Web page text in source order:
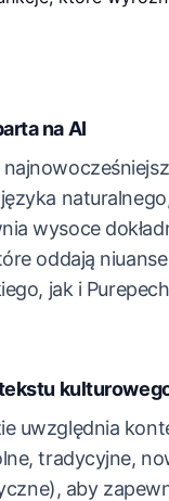
na AI
wysoce
oddają
jak i
uwzględnia
tradycyjne,
aby